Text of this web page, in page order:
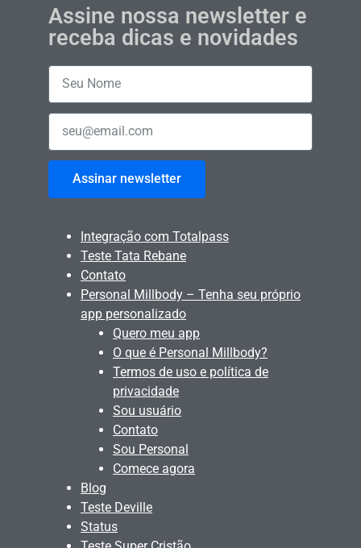
Assine nossa newsletter e
receba dicas e novidades
Assinar newsletter
Integração com Totalpass
Teste Tata Rebane
Contato
Personal Millbody – Tenha seu próprio
app personalizado
Quero meu app
O que é Personal Millbody?
Termos de uso e política de
privacidade
Sou usuário
Contato
Sou Personal
Comece agora
Blog
Teste Deville
Status